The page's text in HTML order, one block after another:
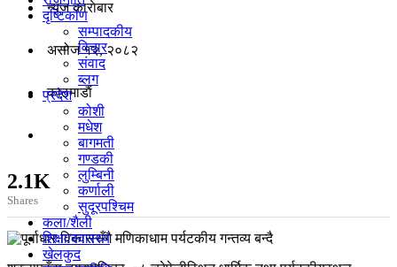
दृष्टिकोण
सम्पादकीय
विचार
संवाद
ब्लग
प्रदेश
कोशी
मधेश
बागमती
गण्डकी
लुम्बिनी
कर्णाली
सुदूरपश्चिम
कला/शैली
शिक्षा/स्वास्थ्य
खेलकुद
न्यूज काराेबार
असोज १२, २०८२
काठमाडाैं
2.1K
Shares